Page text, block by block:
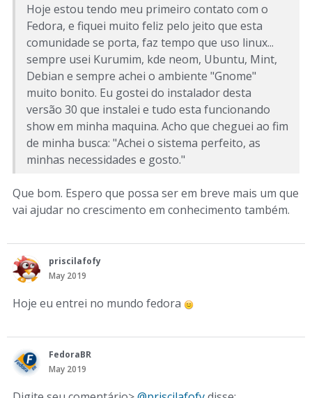
Hoje estou tendo meu primeiro contato com o
Fedora, e fiquei muito feliz pelo jeito que esta
comunidade se porta, faz tempo que uso linux...
sempre usei Kurumim, kde neom, Ubuntu, Mint,
Debian e sempre achei o ambiente "Gnome"
muito bonito. Eu gostei do instalador desta
versão 30 que instalei e tudo esta funcionando
show em minha maquina. Acho que cheguei ao fim
de minha busca: "Achei o sistema perfeito, as
minhas necessidades e gosto."
Que bom. Espero que possa ser em breve mais um que
vai ajudar no crescimento em conhecimento também.
priscilafofy
May 2019
Hoje eu entrei no mundo fedora
FedoraBR
May 2019